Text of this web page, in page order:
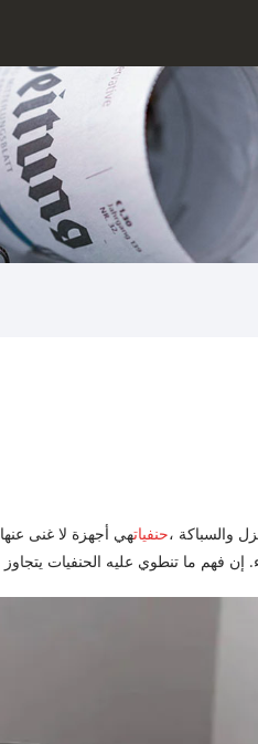
والسباكة ،حنفياتهي أجهزة لا غنى
إن فهم ما تنطوي عليه الحنفيات